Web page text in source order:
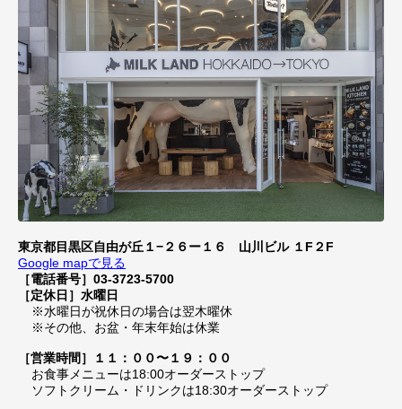
東京都目黒区自由が丘１−２６ー１６ 山川ビル １F２F
Google mapで見る
［電話番号］03-3723-5700
［定休日］水曜日
※水曜日が祝休日の場合は翌木曜休
※その他、お盆・年末年始は休業
［営業時間］１１：００〜１９：００
お食事メニューは18:00オーダーストップ
ソフトクリーム・ドリンクは18:30オーダーストップ